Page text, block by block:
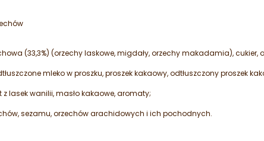
(33,3%) (orzechy laskowe, migdały, orzechy makadamia), cukier,
mleko w proszku, proszek kakaowy, odtłuszczony proszek
lasek wanilii, masło kakaowe, aromaty;
sezamu, orzechów arachidowych i ich pochodnych.